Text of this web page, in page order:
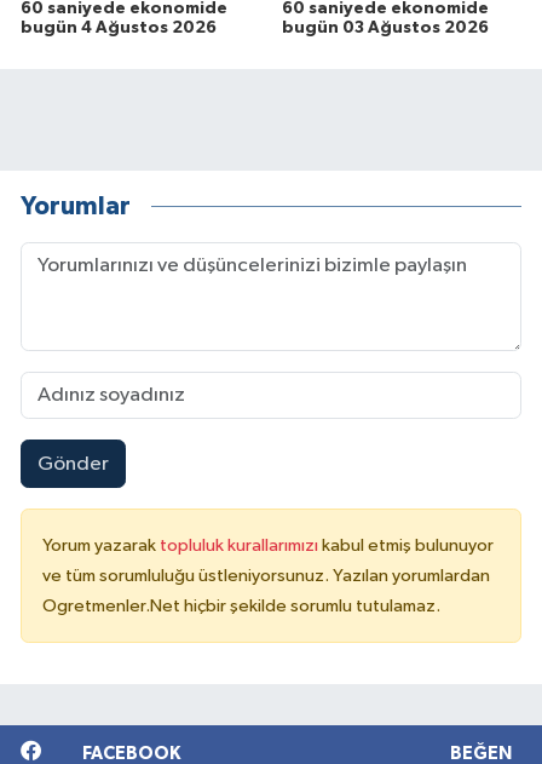
60 saniyede ekonomide
bugün 4 Ağustos 2026
60 saniyede ekonomide
bugün 03 Ağustos 2026
Yorumlar
Gönder
Yorum yazarak topluluk kurallarımızı kabul etmiş bulunuyor
ve tüm sorumluluğu üstleniyorsunuz. Yazılan yorumlardan
Ogretmenler.Net hiçbir şekilde sorumlu tutulamaz.
FACEBOOK BEĞEN